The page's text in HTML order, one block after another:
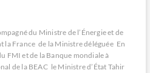
du Ministre de l’Énergie et de
la France de la Ministre déléguée En
FMI et de la Banque mondiale à
de la BEAC le Ministre d’État Tahir